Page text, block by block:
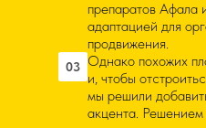
препаратов Афала
адаптацией для
продвижения.
03 Однако похожих
и, чтобы
мы решили
акцента. Решением